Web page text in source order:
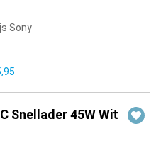
Sony
Snellader 45W Wit